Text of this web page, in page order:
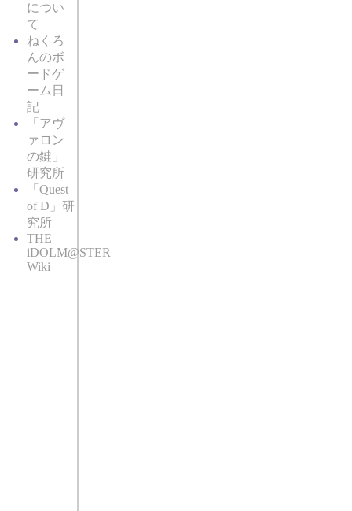
につい
て
ねくろ
んのボ
ードゲ
ーム日
記
「アヴ
ァロン
の鍵」
研究所
「Quest
of D」研
究所
THE
iDOLM@STER
Wiki